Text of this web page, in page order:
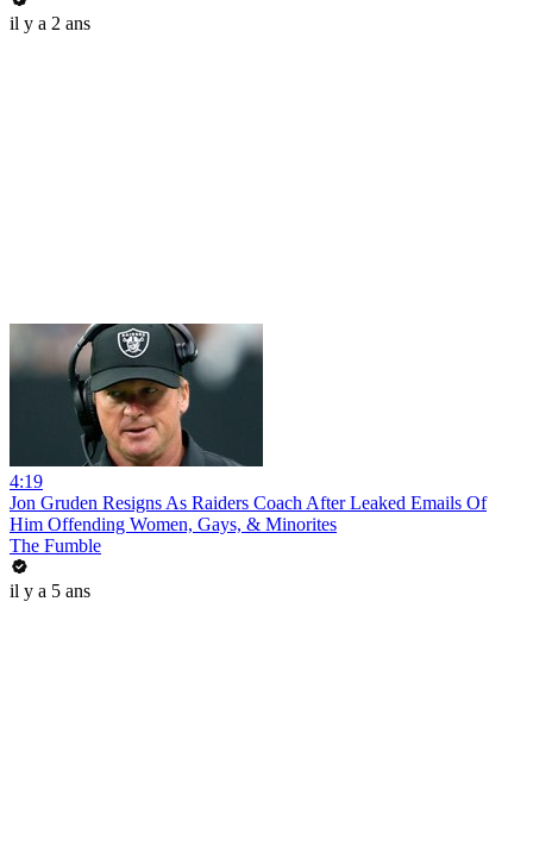
il y a 2 ans
4:19
Jon Gruden Resigns As Raiders Coach After Leaked Emails Of
Him Offending Women, Gays, & Minorites
The Fumble
il y a 5 ans